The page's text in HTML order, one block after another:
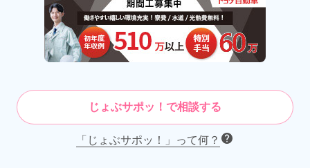
じょぶサポッ！で相談する
「じょぶサポッ！」って何？